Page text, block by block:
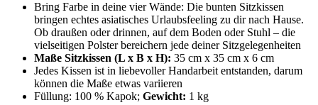
Bring Farbe in deine vier Wände: Die bunten Sitzkissen
bringen echtes asiatisches Urlaubsfeeling zu dir nach Hause.
Ob draußen oder drinnen, auf dem Boden oder Stuhl – die
vielseitigen Polster bereichern jede deiner Sitzgelegenheiten
Maße Sitzkissen (L x B x H): 35 cm x 35 cm x 6 cm
Jedes Kissen ist in liebevoller Handarbeit entstanden, darum
können die Maße etwas variieren
Füllung: 100 % Kapok; Gewicht: 1 kg